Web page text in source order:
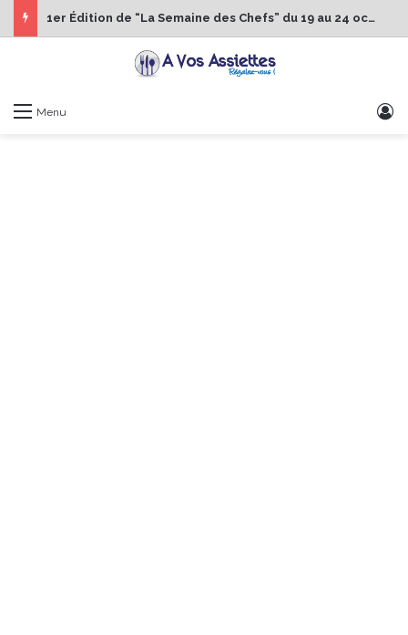
1er Édition de “La Semaine des Chefs” du 19 au 24 octobre 2026
Menu